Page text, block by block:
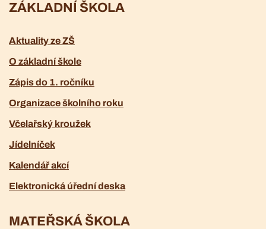
ZÁKLADNÍ ŠKOLA
Aktuality ze ZŠ
O základní škole
Zápis do 1. ročníku
Organizace školního roku
Včelařský kroužek
Jídelníček
Kalendář akcí
Elektronická úřední deska
MATEŘSKÁ ŠKOLA